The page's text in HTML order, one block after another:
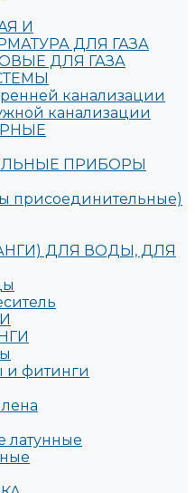
И
ДЛЯ ГАЗА
ДЛЯ ГАЗА
канализации
канализации
ПРИБОРЫ
присоединительные)
ДЛЯ ВОДЫ, ДЛЯ
и фитинги
латунные